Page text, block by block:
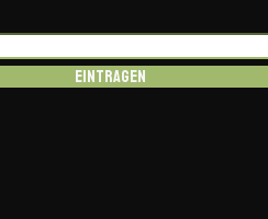
Eintragen